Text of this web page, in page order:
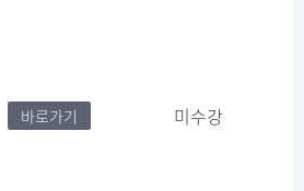
바로가기 미수강